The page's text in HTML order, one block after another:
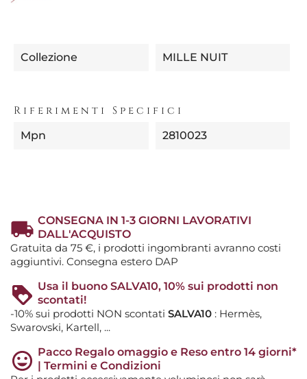
Collezione MILLE NUIT
Riferimenti Specifici
Mpn 2810023
CONSEGNA IN 1-3 GIORNI LAVORATIVI
DALL'ACQUISTO
Gratuita da 75 €, i prodotti ingombranti avranno costi
aggiuntivi. Consegna estero DAP
Usa il buono SALVA10, 10% sui prodotti non
scontati!
-10% sui prodotti NON scontati SALVA10 : Hermès,
Swarovski, Kartell, ...
Pacco Regalo omaggio e Reso entro 14 giorni*
| Termini e Condizioni